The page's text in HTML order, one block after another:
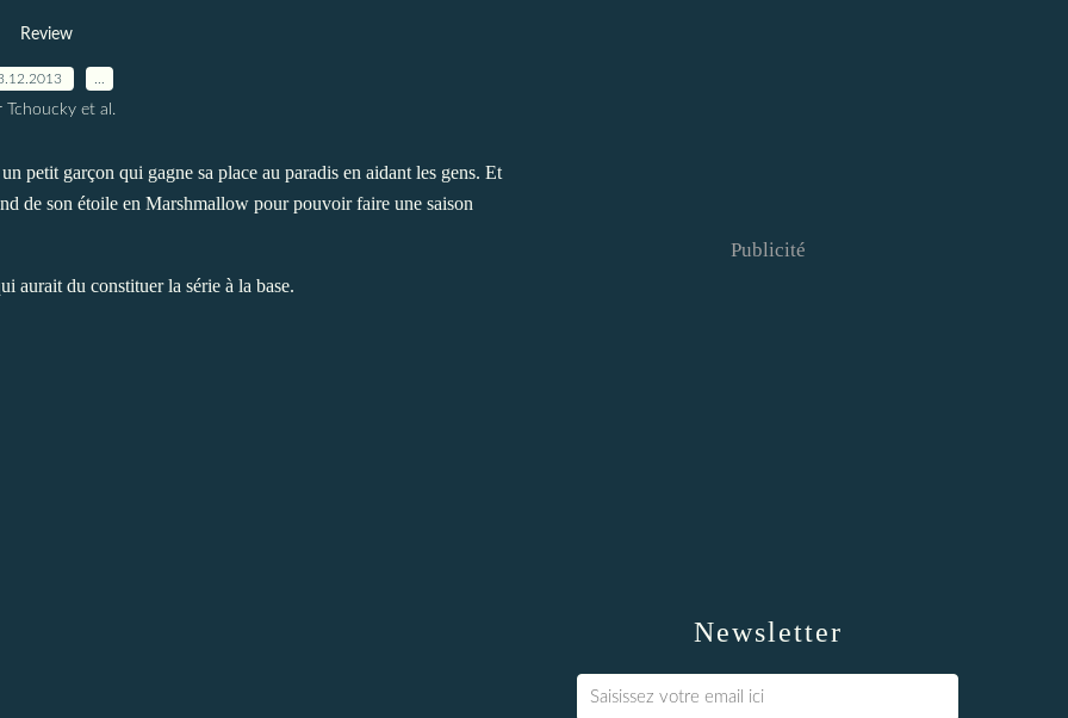
Review
Tchoucky et al.
petit garçon qui gagne sa place au paradis en aidant les gens. Et
de son étoile en Marshmallow pour pouvoir faire une saison
aurait du constituer la série à la base.
Newsletter
Publicité